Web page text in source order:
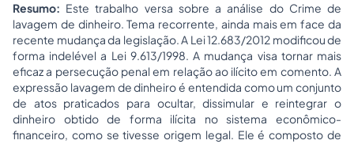
Resumo: Este trabalho versa sobre a análise do Crime de
lavagem de dinheiro. Tema recorrente, ainda mais em face da
recente mudança da legislação. A Lei 12.683/2012 modificou de
forma indelével a Lei 9.613/1998. A mudança visa tornar mais
eficaz a persecução penal em relação ao ilícito em comento. A
expressão lavagem de dinheiro é entendida como um conjunto
de atos praticados para ocultar, dissimular e reintegrar o
dinheiro obtido de forma ilícita no sistema econômico-
financeiro, como se tivesse origem legal. Ele é composto de